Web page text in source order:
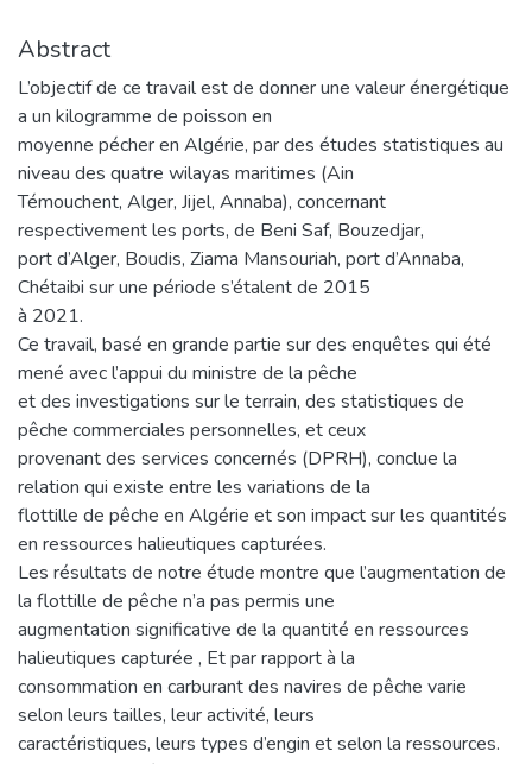
Abstract
L’objectif de ce travail est de donner une valeur énergétique
a un kilogramme de poisson en
moyenne pécher en Algérie, par des études statistiques au
niveau des quatre wilayas maritimes (Ain
Témouchent, Alger, Jijel, Annaba), concernant
respectivement les ports, de Beni Saf, Bouzedjar,
port d’Alger, Boudis, Ziama Mansouriah, port d’Annaba,
Chétaibi sur une période s’étalent de 2015
à 2021.
Ce travail, basé en grande partie sur des enquêtes qui été
mené avec l’appui du ministre de la pêche
et des investigations sur le terrain, des statistiques de
pêche commerciales personnelles, et ceux
provenant des services concernés (DPRH), conclue la
relation qui existe entre les variations de la
flottille de pêche en Algérie et son impact sur les quantités
en ressources halieutiques capturées.
Les résultats de notre étude montre que l’augmentation de
la flottille de pêche n’a pas permis une
augmentation significative de la quantité en ressources
halieutiques capturée , Et par rapport à la
consommation en carburant des navires de pêche varie
selon leurs tailles, leur activité, leurs
caractéristiques, leurs types d’engin et selon la ressources.